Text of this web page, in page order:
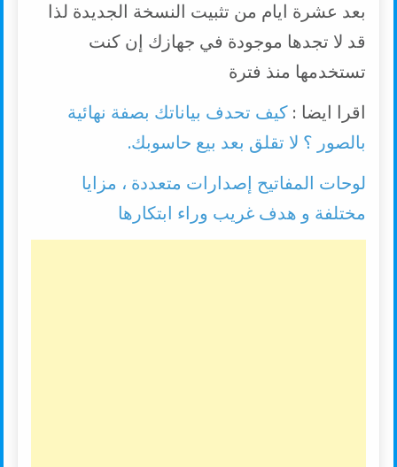
بعد عشرة ايام من تثبيت النسخة الجديدة لذا
قد لا تجدها موجودة في جهازك إن كنت
تستخدمها منذ فترة
اقرا ايضا :كيف تحدف بياناتك بصفة نهائية
بالصور ؟ لا تقلق بعد بيع حاسوبك.
لوحات المفاتيح إصدارات متعددة ، مزايا
مختلفة و هدف غريب وراء ابتكارها